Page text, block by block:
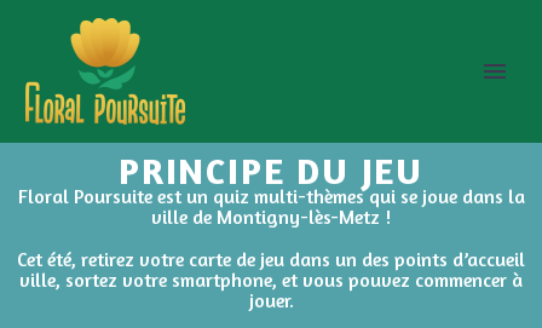
PRINCIPE DU JEU
Floral Poursuite est un quiz multi-thèmes qui se joue dans la
ville de Montigny-lès-Metz !
Cet été, retirez votre carte de jeu dans un des points d’accueil
ville, sortez votre smartphone, et vous pouvez commencer à
jouer.